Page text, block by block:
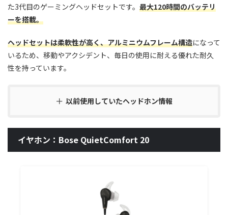
た3代目のゲーミングヘッドセットです。 最大120時間のバッテリ
ーを搭載。
ヘッドセットは柔軟性が高く、アルミニウムフレーム構造になって
いるため、移動やアクシデント、毎日の使用に耐える優れた耐久
性を持っています。
以前使用していたヘッドホン情報
イヤホン：Bose QuietComfort 20